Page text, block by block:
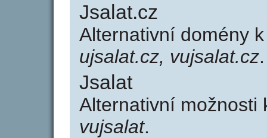
Jsalat.cz
Alternativní domény
ujsalat.cz, vujsalat.cz.
Jsalat
Alternativní
vujsalat.